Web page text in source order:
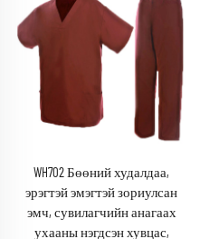
WH702 Бөөний худалдаа,
эрэгтэй эмэгтэй зориулсан
эмч, сувилагчийн анагаах
ухааны нэгдсэн хувцас,